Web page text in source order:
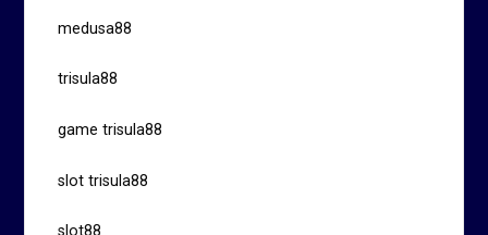
medusa88
trisula88
game trisula88
slot trisula88